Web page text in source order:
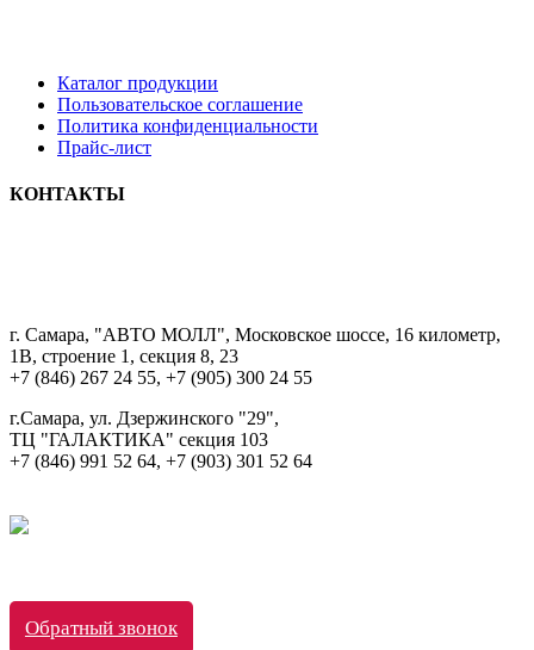
Каталог продукции
Пользовательское соглашение
Политика конфиденциальности
Прайс-лист
КОНТАКТЫ
г. Самара, "АВТО МОЛЛ", Московское шоссе, 16 километр,
1В, строение 1, секция 8, 23
+7 (846) 267 24 55, +7 (905) 300 24 55
г.Самара, ул. Дзержинского "29",
ТЦ "ГАЛАКТИКА" секция 103
+7 (846) 991 52 64, +7 (903) 301 52 64
Обратный звонок